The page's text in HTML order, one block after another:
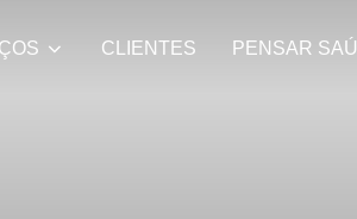
CLIENTES PENSAR